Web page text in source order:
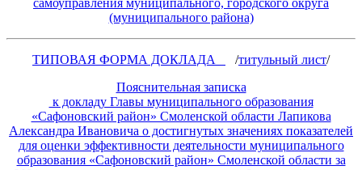
(муниципального района)
ТИПОВАЯ ФОРМА ДОКЛАДА /титульный лист/
Пояснительная записка
к докладу Главы муниципального образования
«Сафоновский район» Смоленской области Лапикова
Александра Ивановича о достигнутых значениях показателей
для оценки эффективности деятельности муниципального
образования «Сафоновский район» Смоленской области за